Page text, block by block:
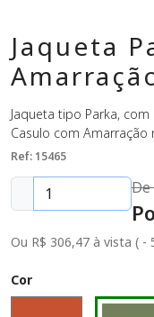
Jaqueta
Jaqueta tipo Parka,
Casulo com Amarração
Ref: 15465
Ou R$ 306,47 à vista ( -
Cor